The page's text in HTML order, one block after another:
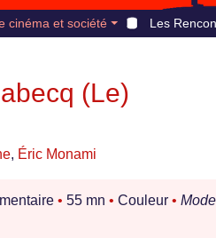
cinéma et société Les
(Le)
, Éric Monami
• 55 mn • Couleur •